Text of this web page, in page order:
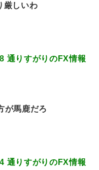
厳しいわ
通りすがりのFX情報
が馬鹿だろ
通りすがりのFX情報